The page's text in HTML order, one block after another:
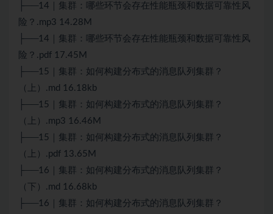
├──14｜集群：哪些环节会存在性能瓶颈和数据可靠性风
险？.mp3 14.28M
├──14｜集群：哪些环节会存在性能瓶颈和数据可靠性风
险？.pdf 17.45M
├──15｜集群：如何构建分布式的消息队列集群？
（上）.md 16.18kb
├──15｜集群：如何构建分布式的消息队列集群？
（上）.mp3 16.46M
├──15｜集群：如何构建分布式的消息队列集群？
（上）.pdf 13.65M
├──16｜集群：如何构建分布式的消息队列集群？
（下）.md 16.68kb
├──16｜集群：如何构建分布式的消息队列集群？